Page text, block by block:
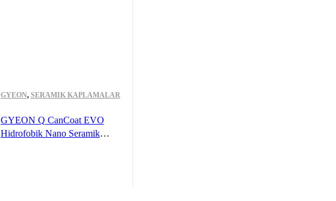
GYEON, SERAMIK KAPLAMALAR
GYEON Q CanCoat EVO
Hidrofobik Nano Seramik